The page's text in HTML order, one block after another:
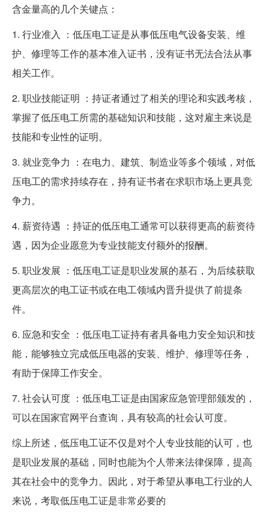
含金量高的几个关键点：
1. 行业准入 ：低压电工证是从事低压电气设备安装、维
护、修理等工作的基本准入证书，没有证书无法合法从事
相关工作。
2. 职业技能证明 ：持证者通过了相关的理论和实践考核，
掌握了低压电工所需的基础知识和技能，这对雇主来说是
技能和专业性的证明。
3. 就业竞争力 ：在电力、建筑、制造业等多个领域，对低
压电工的需求持续存在，持有证书者在求职市场上更具竞
争力。
4. 薪资待遇 ：持证的低压电工通常可以获得更高的薪资待
遇，因为企业愿意为专业技能支付额外的报酬。
5. 职业发展 ：低压电工证是职业发展的基石，为后续获取
更高层次的电工证书或在电工领域内晋升提供了前提条
件。
6. 应急和安全 ：低压电工证持有者具备电力安全知识和技
能，能够独立完成低压电器的安装、维护、修理等任务，
有助于保障工作安全。
7. 社会认可度 ：低压电工证是由国家应急管理部颁发的，
可以在国家官网平台查询，具有较高的社会认可度。
综上所述，低压电工证不仅是对个人专业技能的认可，也
是职业发展的基础，同时也能为个人带来法律保障，提高
其在社会中的竞争力。因此，对于希望从事电工行业的人
来说，考取低压电工证是非常必要的